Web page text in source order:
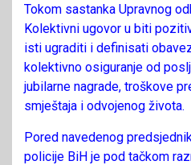
Tokom sastanka Upravnog
Kolektivni ugovor u biti
isti ugraditi i definisati
kolektivno osiguranje od
jubilarne nagrade, troškove
smještaja i odvojenog života.
Pored navedenog
policije BiH je pod tačkom